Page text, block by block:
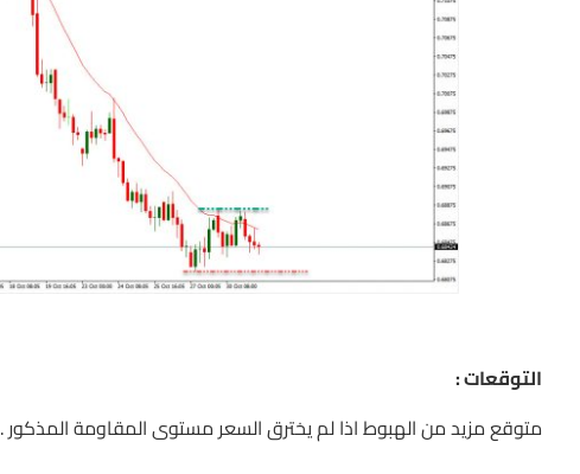
التوقعات :
متوقع مزيد من الهبوط اذا لم يخترق السعر مستوى المقاومة المذكور .